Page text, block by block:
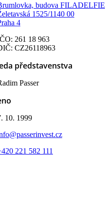
budova FILADELFIE
1525/1140 00
4
261 18 963
CZ26118963
představenstva
Passer
10. 1999
221 582 111